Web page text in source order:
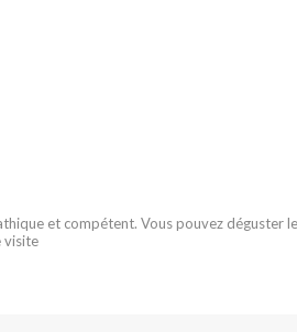
et compétent. Vous pouvez déguster
visite